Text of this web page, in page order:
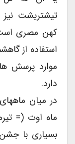
تیشتریشت نیز
کهن مصری است
استفاده از
موارد پرسش
دارد.
ماه اوت (=
بسیاری با جشن